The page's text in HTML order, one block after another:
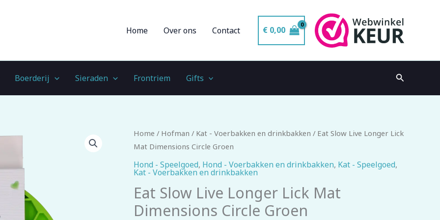
Home Over ons Contact € 0,00
Boerderij Sieraden Frontriem Gifts Zoeken
Home / Hofman / Kat - Voerbakken en drinkbakken / Eat Slow Live Longer Lick
Mat Dimensions Circle Groen
Hond - Speelgoed, Hond - Voerbakken en drinkbakken, Kat - Speelgoed,
Kat - Voerbakken en drinkbakken
Eat Slow Live Longer Lick Mat
Dimensions Circle Groen
Eat
Slow
Live
Longer
Lick
Mat
Dimensions